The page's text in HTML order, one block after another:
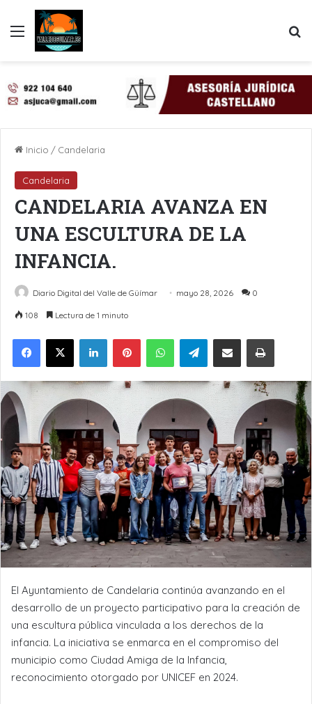
Menú
Inicio / Candelaria
Candelaria
CANDELARIA AVANZA EN
UNA ESCULTURA DE LA
INFANCIA.
Diario Digital del Valle de Güímar mayo 28, 2026 0
108 Lectura de 1 minuto
LinkedInPinterestWhatsAppTelegramCompartir por Email Imprimir
El Ayuntamiento de Candelaria continúa avanzando en el
desarrollo de un proyecto participativo para la creación de
una escultura pública vinculada a los derechos de la
infancia. La iniciativa se enmarca en el compromiso del
municipio como Ciudad Amiga de la Infancia,
reconocimiento otorgado por UNICEF en 2024.